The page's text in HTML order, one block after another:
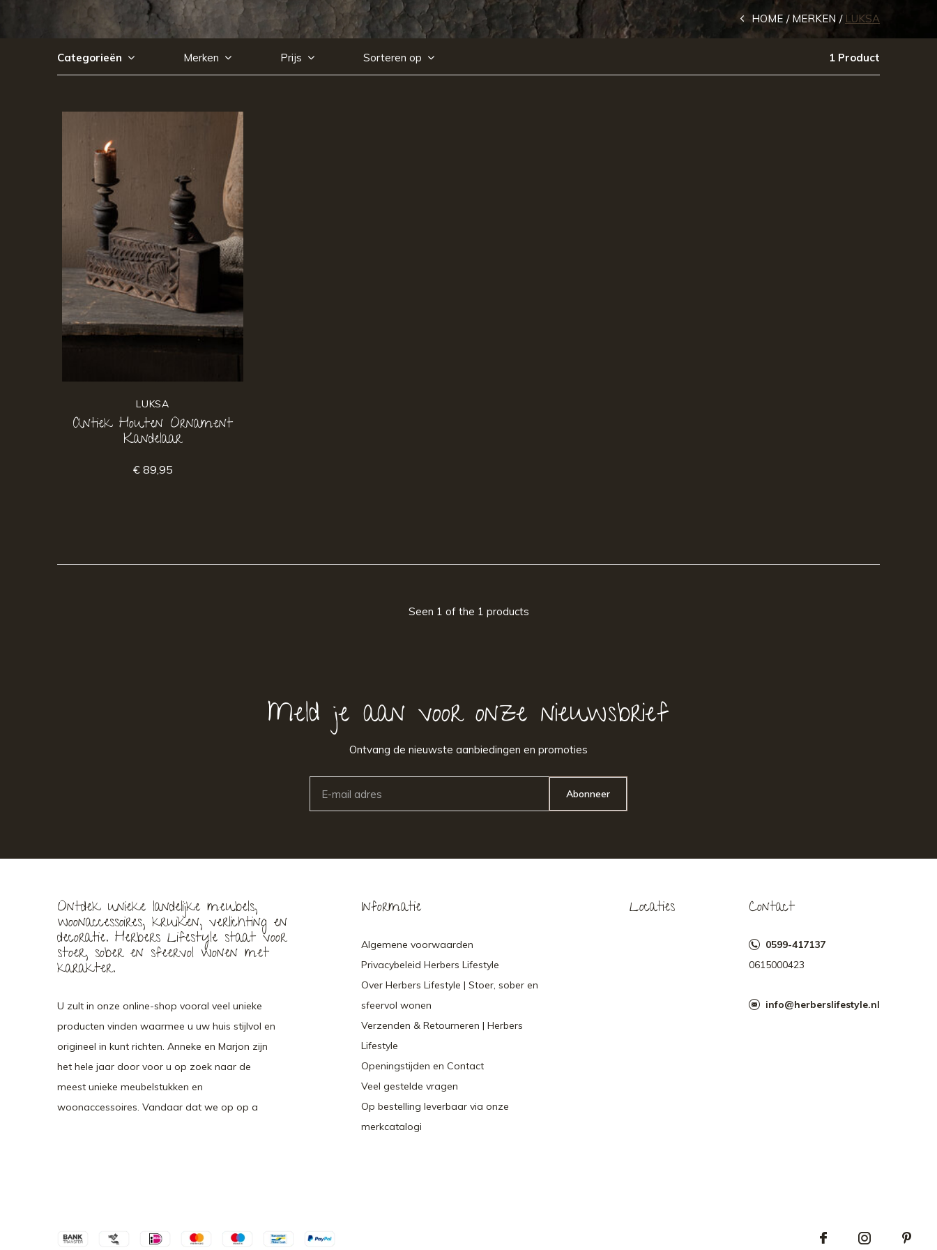
HOME MERKEN LUKSA
Categorieën Merken Prijs Sorteren op 1 Product
LUKSA
Antiek Houten Ornament
Kandelaar
€ 89,95
Seen 1 of the 1 products
Meld je aan voor onze nieuwsbrief
Ontvang de nieuwste aanbiedingen en promoties
Abonneer
Ontdek unieke landelijke meubels,
woonaccessoires, kruiken, verlichting en
decoratie. Herbers Lifestyle staat voor
stoer, sober en sfeervol wonen met
karakter.
U zult in onze online-shop vooral veel unieke
producten vinden waarmee u uw huis stijlvol en
origineel in kunt richten. Anneke en Marjon zijn
het hele jaar door voor u op zoek naar de
meest unieke meubelstukken en
woonaccessoires. Vandaar dat we op op a
Informatie
Algemene voorwaarden
Privacybeleid Herbers Lifestyle
Over Herbers Lifestyle | Stoer, sober en
sfeervol wonen
Verzenden & Retourneren | Herbers
Lifestyle
Openingstijden en Contact
Veel gestelde vragen
Op bestelling leverbaar via onze
merkcatalogi
Locaties Contact
0599-417137
0615000423
info@herberslifestyle.nl